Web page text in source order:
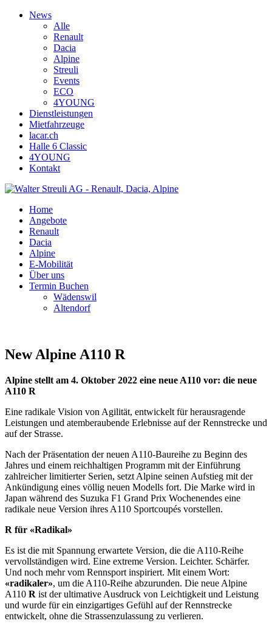
News
Alle
Renault
Dacia
Alpine
Streuli
Events
ECO
4YOUNG
Dienstleistungen
Mietfahrzeuge
lacar.ch
Halle 6 Classic
4YOUNG
Kontakt
Home
Angebote
Renault
Dacia
Alpine
E-Mobilität
Über uns
Termin Buchen
Wädenswil
Altendorf
New Alpine A110 R
Alpine stellt am 4. Oktober 2022 eine neue A110 vor: die neue
A110 R
Eine radikale Vision von Agilität, entwickelt für herausragende
Leistungen und atemberaubende Erlebnisse auf der Rennstrecke und
auf der Strasse.
Nach der Präsentation der neuen A110-Baureihe zu Beginn des
Jahres und einem reichhaltigen Programm mit der Einführung
zahlreicher limitierter Serien, setzt Alpine seinen Aufstieg mit der
Ankündigung eines völlig neuen Modells fort. Die Marke wird in
Japan während des Suzuka F1 Grand Prix Wochenendes eine
radikale neue Version ihres A110 Sportcoupés vorstellen.
R für «Radikal»
Es ist die mit Spannung erwartete Version, die die A110-Reihe
vervollständigen wird. Eine extreme Version. Leichter. Schärfer.
Und noch mehr vom Rennsport inspiriert. Mit einem Wort:
«radikaler», um die A110-Reihe abzurunden. Die neue Alpine
A110 R ist der ultimative Ausdruck von Leichtigkeit und Leistung
und wurde für ein einzigartiges Gefühl auf der Rennstrecke
entwickelt, ohne die Strassenzulassung zu verlieren.